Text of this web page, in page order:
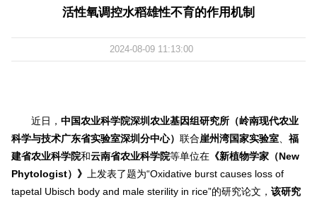
活性氧调控水稻雄性不育的作用机制
2024-08-09 11:13:00
近日， 中国农业科学院深圳农业基因组研究所（岭南现代农业
科学与技术广东省实验室深圳分中心） 联合崖州湾国家实验室、 福
建省农业科学院和云南省农业科学院等单位在《新植物学家（New
Phytologist）》
上发表了题为“Oxidative burst causes loss of
tapetal Ubisch body and male sterility in rice”的研究论文， 该研究